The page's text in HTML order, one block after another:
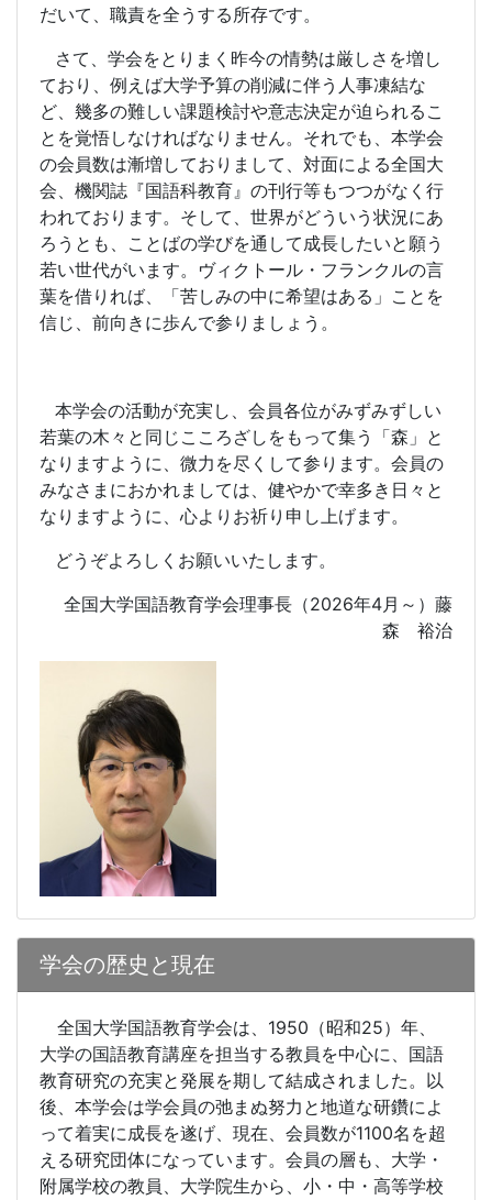
だいて、職責を全うする所存です。
さて、学会をとりまく昨今の情勢は厳しさを増し
ており、例えば大学予算の削減に伴う人事凍結な
ど、幾多の難しい課題検討や意志決定が迫られるこ
とを覚悟しなければなりません。それでも、本学会
の会員数は漸増しておりまして、対面による全国大
会、機関誌『国語科教育』の刊行等もつつがなく行
われております。そして、世界がどういう状況にあ
ろうとも、ことばの学びを通して成長したいと願う
若い世代がいます。ヴィクトール・フランクルの言
葉を借りれば、「苦しみの中に希望はある」ことを
信じ、前向きに歩んで参りましょう。
本学会の活動が充実し、会員各位がみずみずしい
若葉の木々と同じこころざしをもって集う「森」と
なりますように、微力を尽くして参ります。会員の
みなさまにおかれましては、健やかで幸多き日々と
なりますように、心よりお祈り申し上げます。
どうぞよろしくお願いいたします。
全国大学国語教育学会理事長（2026年4月～）藤
森 裕治
学会の歴史と現在
全国大学国語教育学会は、 1950 （昭和25）年、
大学の国語教育講座を担当する教員を中心に、国語
教育研究の充実と発展を期して結成されました。以
後、本学会は学会員の弛まぬ努力と地道な研鑽によ
って着実に成長を遂げ、現在、会員数が1100名を超
える研究団体になっています。会員の層も、大学・
附属学校の教員、大学院生から、小・中・高等学校